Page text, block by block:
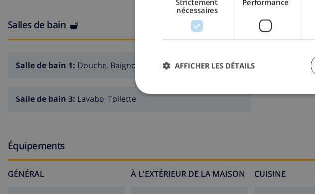
grand terrain
piscine privée de 10m x 5m
douche extérieure
Informations additionnelles
Salles de bain
Salle de bain 1: Douche, Baignoire, Lavabo, Toilette Salle de bain 2:
Salle de bain 3: Lavabo, Toilette
Équipements
GÉNÉRAL À L'EXTÉRIEUR DE LA MAISON CUISINE
Strictement
nécessaires
Performance
AFFICHER LES DÉTAILS